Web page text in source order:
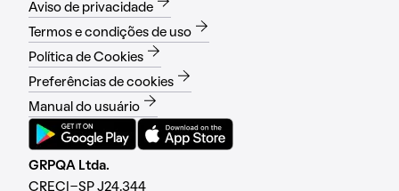
Aviso de privacidade
Termos e condições de uso
Política de Cookies
Preferências de cookies
Manual do usuário
GRPQA Ltda.
CRECI-SP J24.344